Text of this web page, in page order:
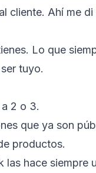
cliente. Ahí me
Lo que
tuyo.
2 o 3.
que ya son
productos.
hace siempre